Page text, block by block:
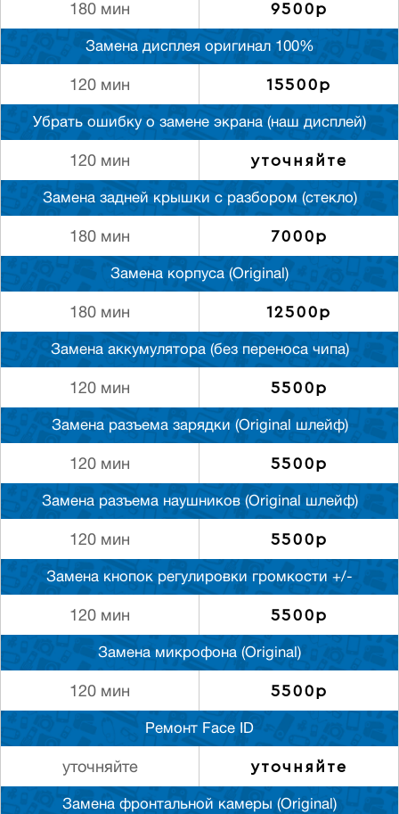
180 мин 9500р
Замена дисплея оригинал 100%
120 мин 15500р
Убрать ошибку о замене экрана (наш дисплей)
120 мин уточняйте
Замена задней крышки с разбором (стекло)
180 мин 7000р
Замена корпуса (Original)
180 мин 12500р
Замена аккумулятора (без переноса чипа)
120 мин 5500р
Замена разъема зарядки (Original шлейф)
120 мин 5500р
Замена разъема наушников (Original шлейф)
120 мин 5500р
Замена кнопок регулировки громкости +/-
120 мин 5500р
Замена микрофона (Original)
120 мин 5500р
Ремонт Face ID
уточняйте уточняйте
Замена фронтальной камеры (Original)